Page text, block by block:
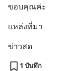
ขอบคุณค่ะ
แหล่งที่มา
ข่าวสด
1 บันทึก